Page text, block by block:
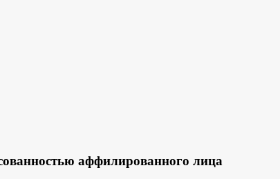
аффилированного лица